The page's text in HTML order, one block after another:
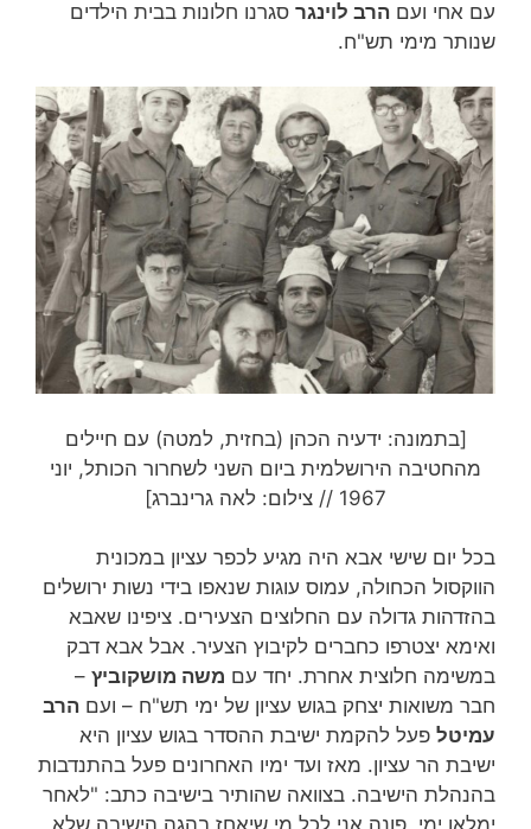
עם אחי ועם הרב לוינגר סגרנו חלונות בבית הילדים
שנותר מימי תש"ח.
[בתמונה: ידעיה הכהן (בחזית, למטה) עם חיילים
מהחטיבה הירושלמית ביום השני לשחרור הכותל, יוני
1967 // צילום: לאה גרינברג]
בכל יום שישי אבא היה מגיע לכפר עציון במכונית
הווקסול הכחולה, עמוס עוגות שנאפו בידי נשות ירושלים
בהזדהות גדולה עם החלוצים הצעירים. ציפינו שאבא
ואימא יצטרפו כחברים לקיבוץ הצעיר. אבל אבא דבק
במשימה חלוצית אחרת. יחד עם משה מושקוביץ –
חבר משואות יצחק בגוש עציון של ימי תש"ח – ועם הרב
עמיטל פעל להקמת ישיבת ההסדר בגוש עציון היא
ישיבת הר עציון. מאז ועד ימיו האחרונים פעל בהתנדבות
בהנהלת הישיבה. בצוואה שהותיר בישיבה כתב: "לאחר